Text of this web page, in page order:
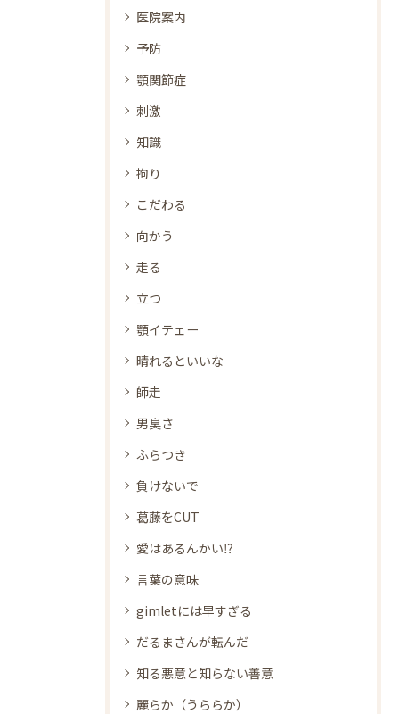
医院案内
予防
顎関節症
刺激
知識
拘り
こだわる
向かう
走る
立つ
顎イテェー
晴れるといいな
師走
男臭さ
ふらつき
負けないで
葛藤をCUT
愛はあるんかい⁉
言葉の意味
gimletには早すぎる
だるまさんが転んだ
知る悪意と知らない善意
麗らか（うららか）